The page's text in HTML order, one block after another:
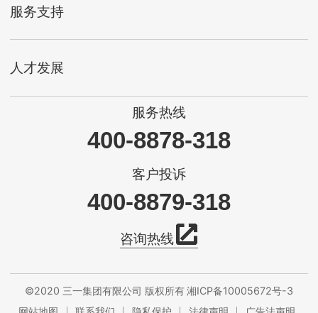
服务支持
人才发展
服务热线
400-8878-318
客户投诉
400-8879-318
咨询热线
©2020 三一集团有限公司 版权所有湘ICP备10005672号-3